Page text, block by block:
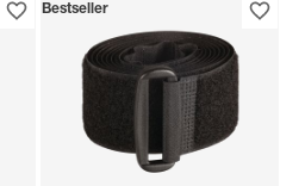
Bestseller